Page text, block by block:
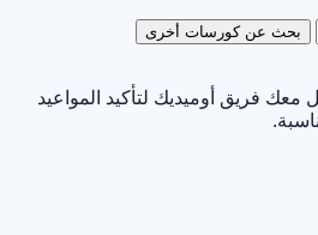
بحث عن كورسات أخرى
فريق أوميديك لتأكيد المواعيد